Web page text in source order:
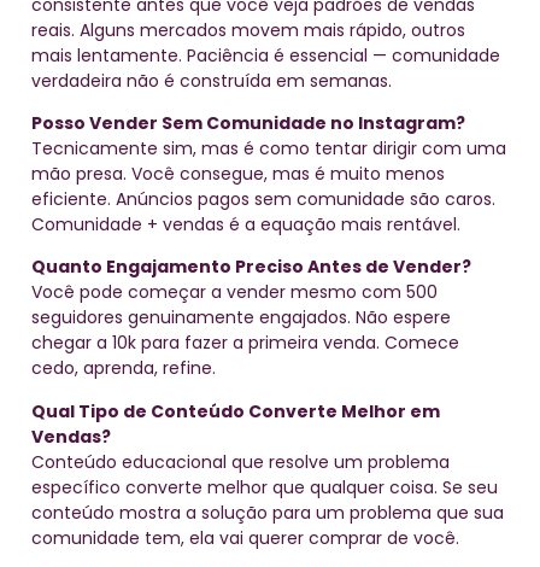
reais. Alguns mercados movem mais rápido, outros
mais lentamente. Paciência é essencial — comunidade
verdadeira não é construída em semanas.
Posso Vender Sem Comunidade no Instagram?
Tecnicamente sim, mas é como tentar dirigir com uma
mão presa. Você consegue, mas é muito menos
eficiente. Anúncios pagos sem comunidade são caros.
Comunidade + vendas é a equação mais rentável.
Quanto Engajamento Preciso Antes de Vender?
Você pode começar a vender mesmo com 500
seguidores genuinamente engajados. Não espere
chegar a 10k para fazer a primeira venda. Comece
cedo, aprenda, refine.
Qual Tipo de Conteúdo Converte Melhor em
Vendas?
Conteúdo educacional que resolve um problema
específico converte melhor que qualquer coisa. Se seu
conteúdo mostra a solução para um problema que sua
comunidade tem, ela vai querer comprar de você.